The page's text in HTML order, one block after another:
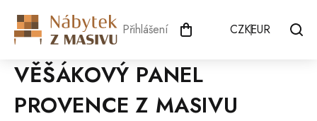
obsah
Přihlášení CZKEUR
VĚŠÁKOVÝ PANEL
PROVENCE Z MASIVU